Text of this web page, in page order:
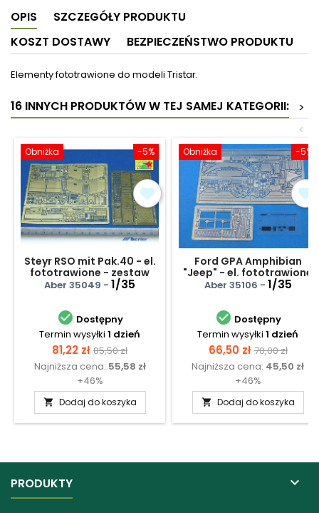
OPIS
SZCZEGÓŁY PRODUKTU
KOSZT DOSTAWY
BEZPIECZEŃSTWO PRODUKTU
Elementy fototrawione do modeli Tristar.
16 INNYCH PRODUKTÓW W TEJ SAMEJ KATEGORII:
>
<
-5%
Obniżka
Steyr RSO mit Pak.40 - el.
fototrawione - zestaw
podstawowy
Aber 35049 - 1/35
 Dostępny
Termin wysyłki 1 dzień
Cena
81,22 zł Cena
podstawowa
85,50 zł
Najniższa cena: 55,58 zł
+46%
 Dodaj do koszyka
-5%
Obniżka
Ford GPA Amphibian
"Jeep" - el. fototrawione
Aber 35106 - 1/35
 Dostępny
Termin wysyłki 1 dzień
Cena
66,50 zł Cena
70,00 zł
Najniższa cena: 45,50 zł
+46%
 Dodaj do koszyka
PRODUKTY 